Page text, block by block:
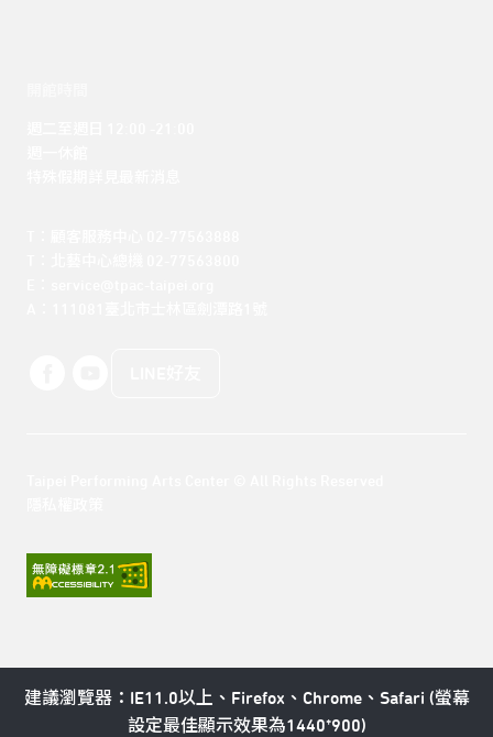
建議瀏覽器：IE11.0以上、Firefox、Chrome、Safari (螢幕
設定最佳顯示效果為1440*900)